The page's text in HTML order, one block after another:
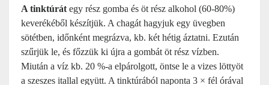
A tinktúrát egy rész gomba és öt rész alkohol (60-80%)
keverékéből készítjük. A chagát hagyjuk egy üvegben
sötétben, időnként megrázva, kb. két hétig áztatni. Ezután
szűrjük le, és főzzük ki újra a gombát öt rész vízben.
Miután a víz kb. 20 %-a elpárolgott, öntse le a vizes löttyöt
a szeszes itallal együtt. A tinktúrából naponta 3 × fél órával